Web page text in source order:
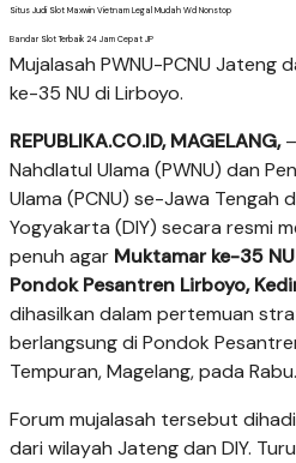
Situs Judi Slot Maxwin Vietnam Legal Mudah Wd Nonstop
Bandar Slot Terbaik 24 Jam Cepat JP
Mujalasah PWNU-PCNU Jateng
ke-35 NU di Lirboyo.
REPUBLIKA.CO.ID, MAGELANG,–
Nahdlatul Ulama (PWNU) dan
Ulama (PCNU) se-Jawa Tengah
Yogyakarta (DIY) secara resmi
penuh agar Muktamar ke-35 NU
Pondok Pesantren Lirboyo,
dihasilkan dalam pertemuan
berlangsung di Pondok
Tempuran, Magelang, pada Rabu.
Forum mujalasah tersebut
dari wilayah Jateng dan DIY.